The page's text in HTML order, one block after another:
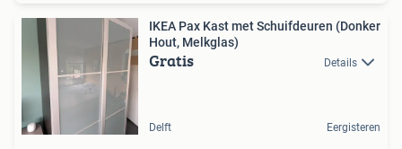
IKEA Pax Kast met Schuifdeuren (Donker
Hout, Melkglas)
Gratis Details
Delft Eergisteren